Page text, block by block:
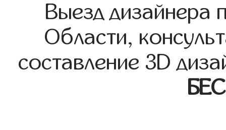
Выезд дизайнера
Области,
составление 3D